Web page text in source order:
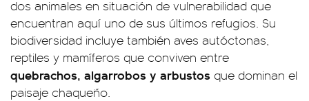
dos animales en situación de vulnerabilidad que
encuentran aquí uno de sus últimos refugios. Su
biodiversidad incluye también aves autóctonas,
reptiles y mamíferos que conviven entre
quebrachos, algarrobos y arbustos que dominan el
paisaje chaqueño.